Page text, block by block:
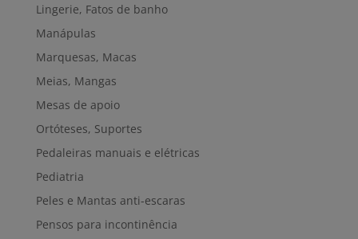
Lingerie, Fatos de banho
Manápulas
Marquesas, Macas
Meias, Mangas
Mesas de apoio
Ortóteses, Suportes
Pedaleiras manuais e elétricas
Pediatria
Peles e Mantas anti-escaras
Pensos para incontinência